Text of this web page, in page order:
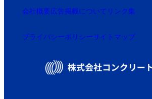
会社概要広告掲載について リンク集
プライバシーポリシーサイトマップ